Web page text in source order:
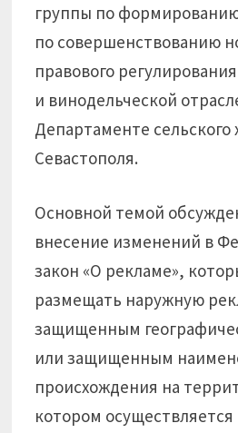
группы по
по совершенствованию
правового
и винодельческой
Департаменте сельского
Севастополя.
Основной темой
внесение изменений в
закон «О рекламе»,
размещать наружную
защищенным
или защищенным
происхождения на
котором